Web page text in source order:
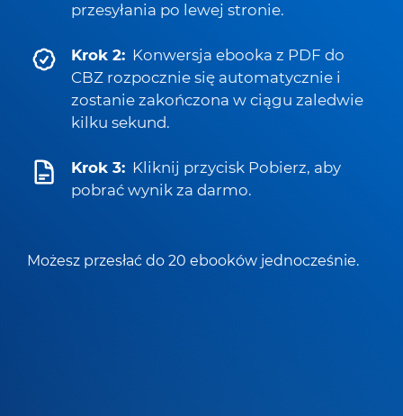
przesyłania po lewej stronie.
Krok 2: Konwersja ebooka z PDF do
CBZ rozpocznie się automatycznie i
zostanie zakończona w ciągu zaledwie
kilku sekund.
Krok 3: Kliknij przycisk Pobierz, aby
pobrać wynik za darmo.
Możesz przesłać do 20 ebooków jednocześnie.